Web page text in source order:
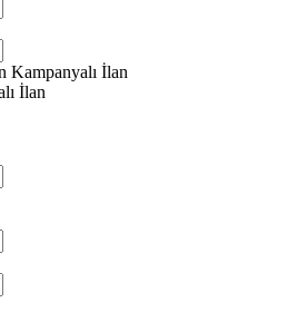
Kampanyalı İlan
İlan